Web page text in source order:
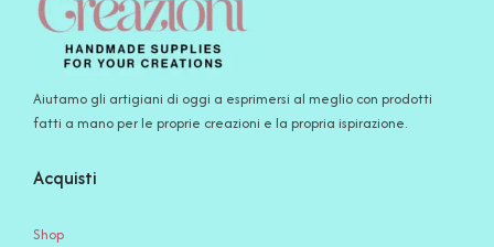
Aiutamo gli artigiani di oggi a esprimersi al meglio con prodotti
fatti a mano per le proprie creazioni e la propria ispirazione.
Acquisti
Shop